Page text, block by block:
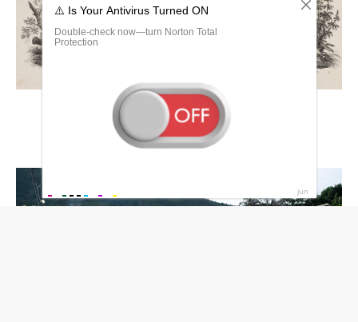
Жан-Жак Дессалин резня на Гаити